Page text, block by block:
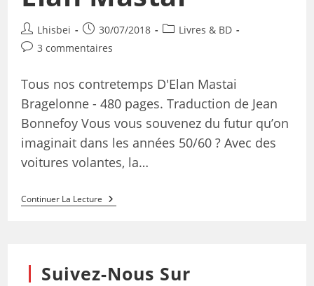
Lhisbei 30/07/2018
Livres & BD
3 commentaires
Tous nos contretemps D'Elan Mastai
Bragelonne - 480 pages. Traduction de Jean
Bonnefoy Vous vous souvenez du futur qu’on
imaginait dans les années 50/60 ? Avec des
voitures volantes, la…
Continuer La Lecture
Suivez-Nous Sur